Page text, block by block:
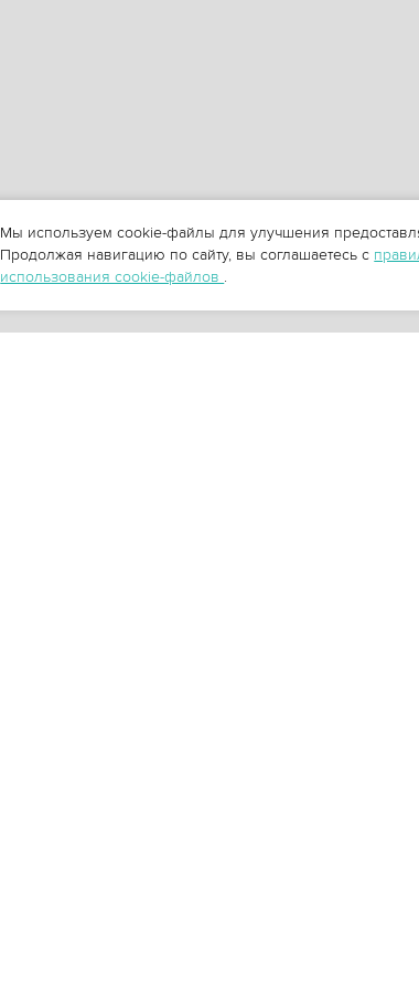
Мы используем cookie-файлы для улучшения
Продолжая навигацию по сайту, вы соглашаетесь с
использования cookie-файлов .